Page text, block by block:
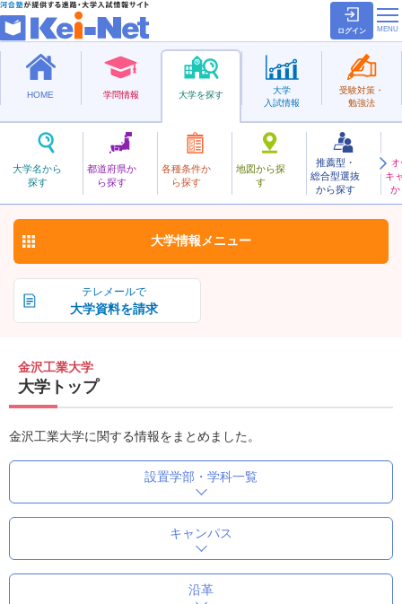
ログイン
HOME 学問情報 大学を探す
大学名から
探す
都道府県か
ら探す
各種条件か
ら探す
地図から探
す
推薦型・
総合型選抜
から探す
キ
か
大学
入試情報
受験対策・
勉強法
私立
かなざわこうぎょう
金沢工業大学 お気に入り
テレメールで
大学資料を請求
大学情報 メニュー
金沢工業大学
大学トップ
金沢工業大学に関する情報をまとめました。
設置学部・学科一覧
キャンパス
沿革